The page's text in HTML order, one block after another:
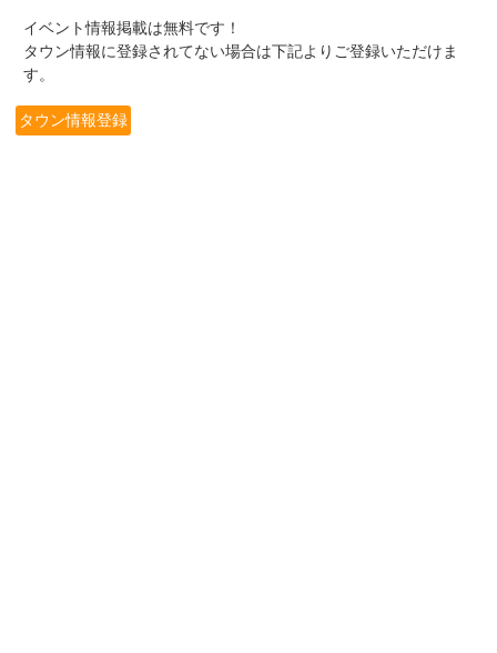
イベント情報掲載は無料です！
タウン情報に登録されてない場合は下記よりご登録いただけま
す。
タウン情報登録